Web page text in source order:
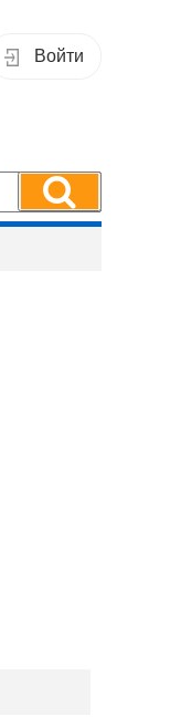
Войти